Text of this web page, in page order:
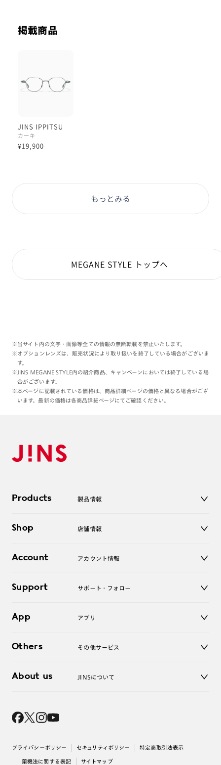
掲載商品
JINS IPPITSU
カーキ
¥19,900
もっとみる
MEGANE STYLE トップへ
※当サイト内の文字・画像等全ての情報の無断転載を禁止いたします。
※オプションレンズは、販売状況により取り扱いを終了している場合がございま
す。
※JINS MEGANE STYLE内の紹介商品、キャンペーンにおいては終了している場
合がございます。
※本ページに記載されている価格は、商品詳細ページの価格と異なる場合がござ
います。最新の価格は各商品詳細ページにてご確認ください。
Products 製品情報
サングラス
コンタクトレンズ
アクセサリー
Shop 店舗情報
オンラインショップ
Account アカウント情報
ログアウト
Support サポート・フォロー
よくあるご質問
お問い合わせ
App アプリ
Others その他サービス
レンズ交換
About us JINSについて
採用情報
出店について
プライバシーポリシー セキュリティポリシー 特定商取引法表示
薬機法に関する表記 サイトマップ